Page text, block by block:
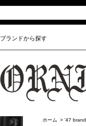
ブランドから探す
ホーム > '47 brand